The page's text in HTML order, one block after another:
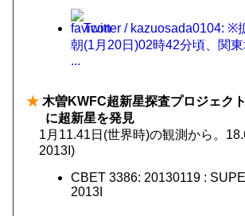
Twitter / kazuosada0104: ※
朝(1月20日)02時42分頃、関
...
★ 木曽KWFC超新星探査プロジェク
に超新星を発見
1月11.41日(世界時)の観測から。
2013I)
CBET 3386: 20130119 :
2013I